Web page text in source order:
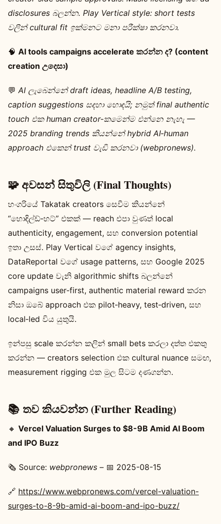
disclosures බලන්න. Play Vertical style: short tests
වලින් cultural fit ඉක්මනට මනා පරීක්ෂා කරනවා.
🧠 AI tools campaigns accelerate කරන්න ද? (content
creation උදෙසා)
💬 AI ලැබෙන්නේ draft ideas, headline A/B testing,
caption suggestions සඳහා හොඳයි; නමුත් final authentic
touch එක human creator‑කමෙන්ම එන්නෙ නැහැ —
2025 branding trends කියන්නේ hybrid AI‑human
approach එකෙන් trust වැඩි කරනවා (webpronews).
🧩 අවසන් සිතුවිලි (Final Thoughts)
හංගරියේ Takatak creators සෙවීම කියන්නේ
“හොඳිල්ඩ්‑හට්” එකක් — reach එපා වුණත් local
authenticity, engagement, සහ conversion potential
ඉතා උසස්. Play Vertical වගේ agency insights,
DataReportal වගේ usage patterns, සහ Google 2025
core update වැනි algorithmic shifts බලන්නේ
campaigns user‑first, authentic material reward කරන
නිසා ඔබේ approach එක pilot‑heavy, test‑driven, සහ
local‑led විය යුතුයි.
ඉන්පසු scale කරන්න කලින් small bets කරලා දත්ත එකතු
කරන්න — creators selection එක cultural nuance සමඟ,
measurement rigging එක මුල සිටම දණගන්න.
📚 තව කියවන්න (Further Reading)
🔸 Vercel Valuation Surges to $8-9B Amid AI Boom
and IPO Buzz
🗞️ Source: webpronews – 📅 2025-08-15
🔗 https://www.webpronews.com/vercel-valuation-
surges-to-8-9b-amid-ai-boom-and-ipo-buzz/